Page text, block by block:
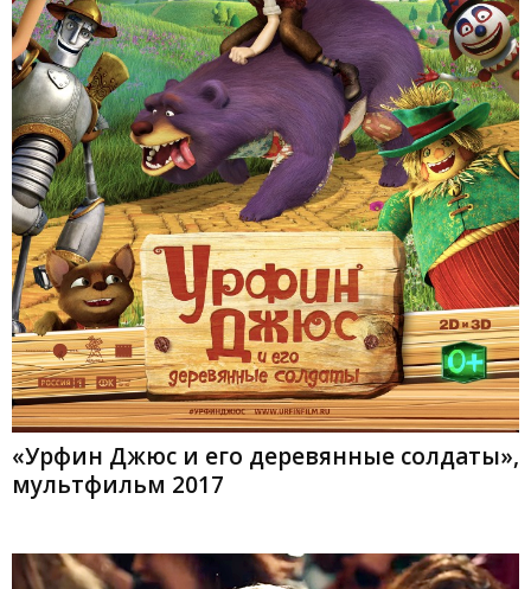
«Урфин Джюс и его деревянные солдаты»,
мультфильм 2017